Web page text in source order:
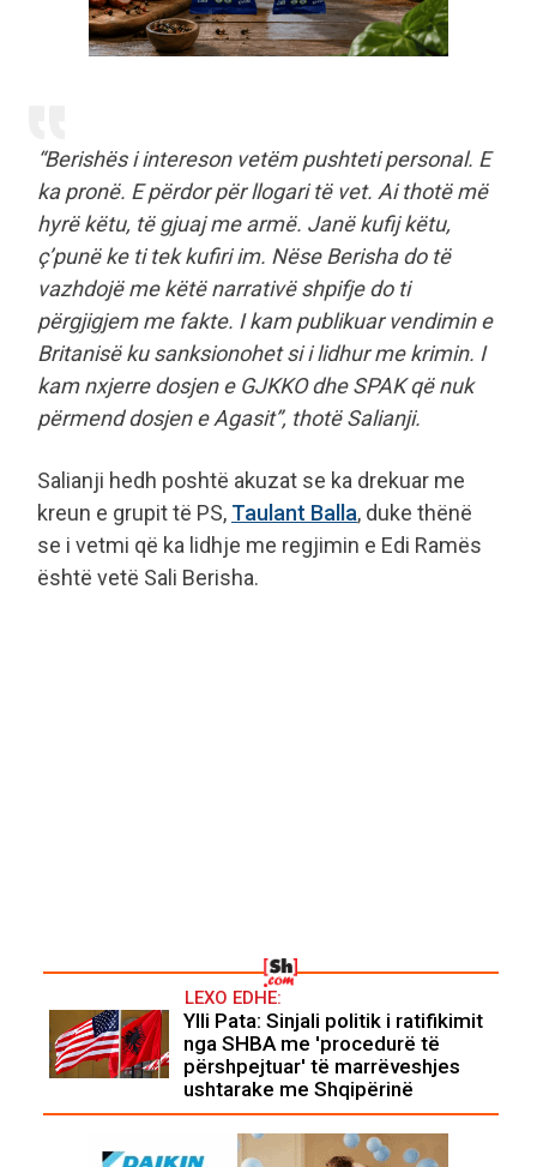
“Berishës i intereson vetëm pushteti personal. E
ka pronë. E përdor për llogari të vet. Ai thotë më
hyrë këtu, të gjuaj me armë. Janë kufij këtu,
ç’punë ke ti tek kufiri im. Nëse Berisha do të
vazhdojë me këtë narrativë shpifje do ti
përgjigjem me fakte. I kam publikuar vendimin e
Britanisë ku sanksionohet si i lidhur me krimin. I
kam nxjerre dosjen e GJKKO dhe SPAK që nuk
përmend dosjen e Agasit”, thotë Salianji.
Salianji hedh poshtë akuzat se ka drekuar me
kreun e grupit të PS, Taulant Balla, duke thënë
se i vetmi që ka lidhje me regjimin e Edi Ramës
është vetë Sali Berisha.
LEXO EDHE:
Ylli Pata: Sinjali politik i ratifikimit
nga SHBA me 'procedurë të
përshpejtuar' të marrëveshjes
ushtarake me Shqipërinë